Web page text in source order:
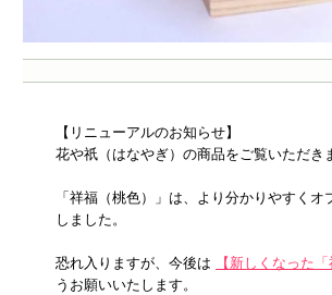
【リニューアルのお知らせ】
花や祇（はなやぎ）の商品をご覧いただき
「祥福（桃色）」は、より分かりやすく
しました。
恐れ入りますが、今後は 【新しくなった
うお願いいたします。